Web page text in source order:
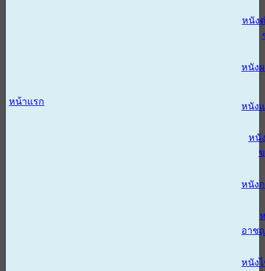
หน้าแรก
หนัง
หนัง
หนัง
หนั
หนัง
อาช
หนัง